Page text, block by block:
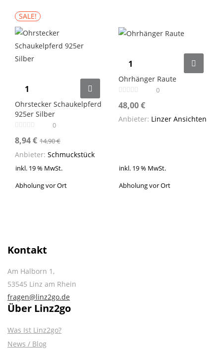
SALE!
Ohrstecker Schaukelpferd
925er Silber
0
8,94€ 14,90€
Anbieter: Schmuckstück
inkl. 19 % MwSt.
Abholung vor Ort
Ohrhänger Raute
0
48,00€
Anbieter: Linzer Ansichten
inkl. 19 % MwSt.
Abholung vor Ort
Kontakt
Am Halborn 1,
53545 Linz am Rhein
fragen@linz2go.de
Über Linz2go
Was Ist Linz2go?
News / Blog